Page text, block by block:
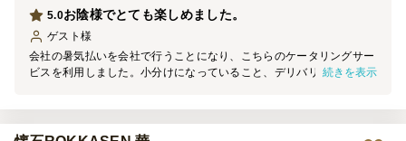
お陰様でとても楽しめました。
5.0
ゲスト 様
会社の暑気払いを会社で行うことになり、こちらのケータリングサー
ビスを利用しました。小分けになっていること、デリバリーサービス
だけたのも助かりました。また機会があればぜひ利用したいです。
続きを表示